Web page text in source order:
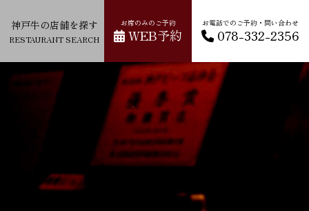
神戸牛の店舗を探す
RESTAURANT SEARCH
お席のみのご予約
WEB予約
お電話でのご予約・問い合わせ
078-332-2356